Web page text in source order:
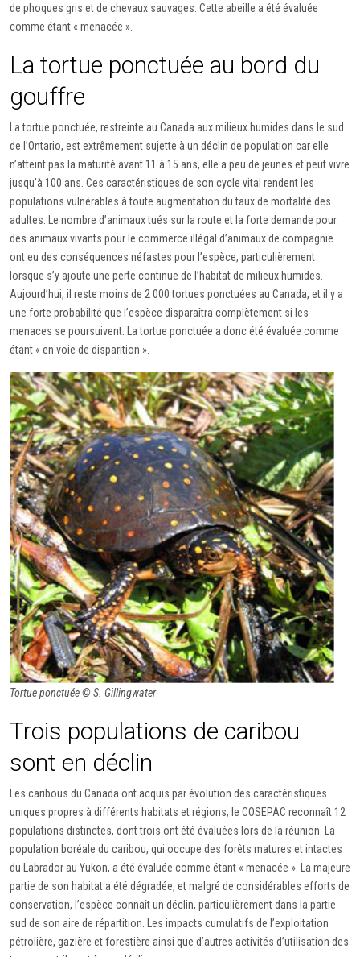
de phoques gris et de chevaux sauvages. Cette abeille a été évaluée
comme étant « menacée ».
La tortue ponctuée au bord du
gouffre
La tortue ponctuée, restreinte au Canada aux milieux humides dans le sud
de l’Ontario, est extrêmement sujette à un déclin de population car elle
n’atteint pas la maturité avant 11 à 15 ans, elle a peu de jeunes et peut vivre
jusqu’à 100 ans. Ces caractéristiques de son cycle vital rendent les
populations vulnérables à toute augmentation du taux de mortalité des
adultes. Le nombre d’animaux tués sur la route et la forte demande pour
des animaux vivants pour le commerce illégal d’animaux de compagnie
ont eu des conséquences néfastes pour l’espèce, particulièrement
lorsque s’y ajoute une perte continue de l’habitat de milieux humides.
Aujourd’hui, il reste moins de 2 000 tortues ponctuées au Canada, et il y a
une forte probabilité que l’espèce disparaîtra complètement si les
menaces se poursuivent. La tortue ponctuée a donc été évaluée comme
étant « en voie de disparition ».
Tortue ponctuée © S. Gillingwater
Trois populations de caribou
sont en déclin
Les caribous du Canada ont acquis par évolution des caractéristiques
uniques propres à différents habitats et régions; le COSEPAC reconnaît 12
populations distinctes, dont trois ont été évaluées lors de la réunion. La
population boréale du caribou, qui occupe des forêts matures et intactes
du Labrador au Yukon, a été évaluée comme étant « menacée ». La majeure
partie de son habitat a été dégradée, et malgré de considérables efforts de
conservation, l’espèce connaît un déclin, particulièrement dans la partie
sud de son aire de répartition. Les impacts cumulatifs de l’exploitation
pétrolière, gazière et forestière ainsi que d’autres activités d’utilisation des